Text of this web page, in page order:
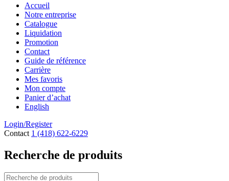
Accueil
Notre entreprise
Catalogue
Liquidation
Promotion
Contact
Guide de référence
Carrière
Mes favoris
Mon compte
Panier d’achat
English
Login/Register
Contact 1 (418) 622-6229
Recherche de produits